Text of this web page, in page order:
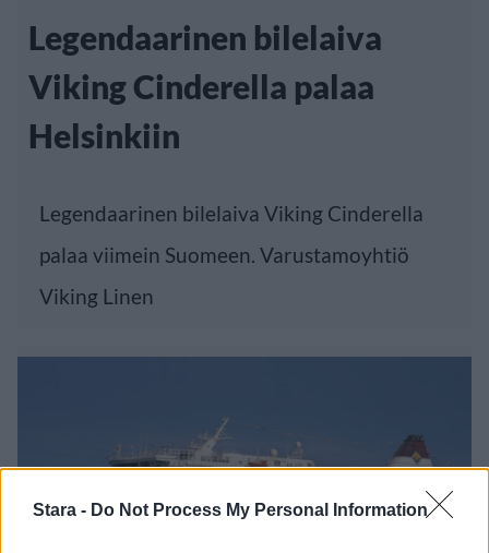
Stara - Do Not Process My Personal Information
Legendaarinen bilelaiva
Viking Cinderella palaa
Helsinkiin
Legendaarinen bilelaiva Viking Cinderella
palaa viimein Suomeen. Varustamoyhtiö
Viking Linen